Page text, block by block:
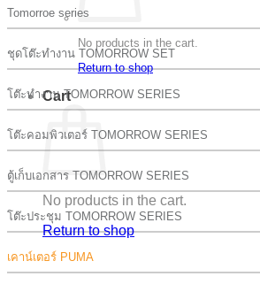
No products in the cart.
Return to shop
Cart
No products in the cart.
Return to shop
Tomorroe series
ชุดโต๊ะทำงาน TOMORROW SET
โต๊ะทำงาน TOMORROW SERIES
โต๊ะคอมพิวเตอร์ TOMORROW SERIES
ตู้เก็บเอกสาร TOMORROW SERIES
โต๊ะประชุม TOMORROW SERIES
เคาน์เตอร์ PUMA